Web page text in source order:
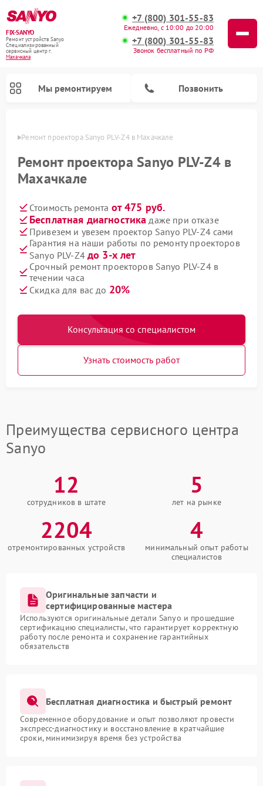
FIX-SANYO
Ремонт устройств Sanyo
Специализированный
cервисный центр г.
Махачкала
+7 (800) 301-55-83
Ежедневно, с 10:00 до 20:00
+7 (800) 301-55-83
Звонок бесплатный по РФ
Мы ремонтируем Позвонить
Ремонт проектора Sanyo PLV-Z4 в Махачкале
Ремонт проектора Sanyo PLV-Z4 в
Махачкале
Стоимость ремонта от 475 руб.
Бесплатная диагностика даже при отказе
Привезем и увезем проектор Sanyo PLV-Z4 сами
Гарантия на наши работы по ремонту проекторов
Sanyo PLV-Z4 до 3-х лет
Срочный ремонт проекторов Sanyo PLV-Z4 в
течении часа
Скидка для вас до 20%
Консультация со специалистом
Узнать стоимость работ
Преимущества сервисного центра
Sanyo
12
сотрудников в штате
5
лет на рынке
2204
отремонтированных устройств
4
минимальный опыт работы
специалистов
Оригинальные запчасти и
сертифицированные мастера
Используются оригинальные детали Sanyo и прошедшие
сертификацию специалисты, что гарантирует корректную
работу после ремонта и сохранение гарантийных
обязательств
Бесплатная диагностика и быстрый ремонт
Современное оборудование и опыт позволяют провести
экспресс-диагностику и восстановление в кратчайшие
сроки, минимизируя время без устройства